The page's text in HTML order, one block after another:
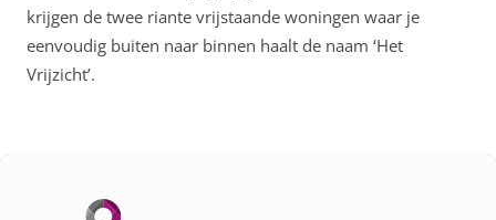
krijgen de twee riante vrijstaande woningen waar je
eenvoudig buiten naar binnen haalt de naam ‘Het
Vrijzicht’.